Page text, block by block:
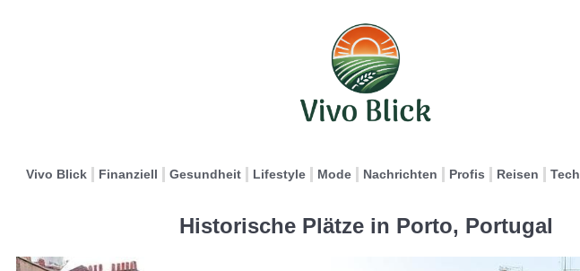
Vivo Blick Finanziell Gesundheit Lifestyle Mode Nachrichten Profis Reisen Tech
Historische Plätze in Porto, Portugal